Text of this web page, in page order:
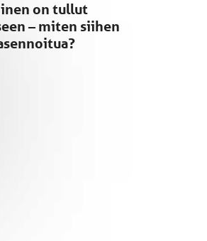
on tullut
– miten siihen